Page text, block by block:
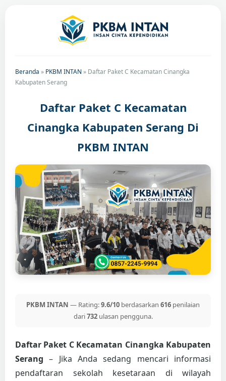
Beranda » PKBM INTAN » Daftar Paket C Kecamatan Cinangka
Kabupaten Serang
Daftar Paket C Kecamatan
Cinangka Kabupaten Serang Di
PKBM INTAN
PKBM INTAN — Rating:9.6/10 berdasarkan 616 penilaian
dari732ulasan pengguna.
Daftar Paket C Kecamatan Cinangka Kabupaten
Serang – Jika Anda sedang mencari informasi
pendaftaran sekolah kesetaraan di wilayah